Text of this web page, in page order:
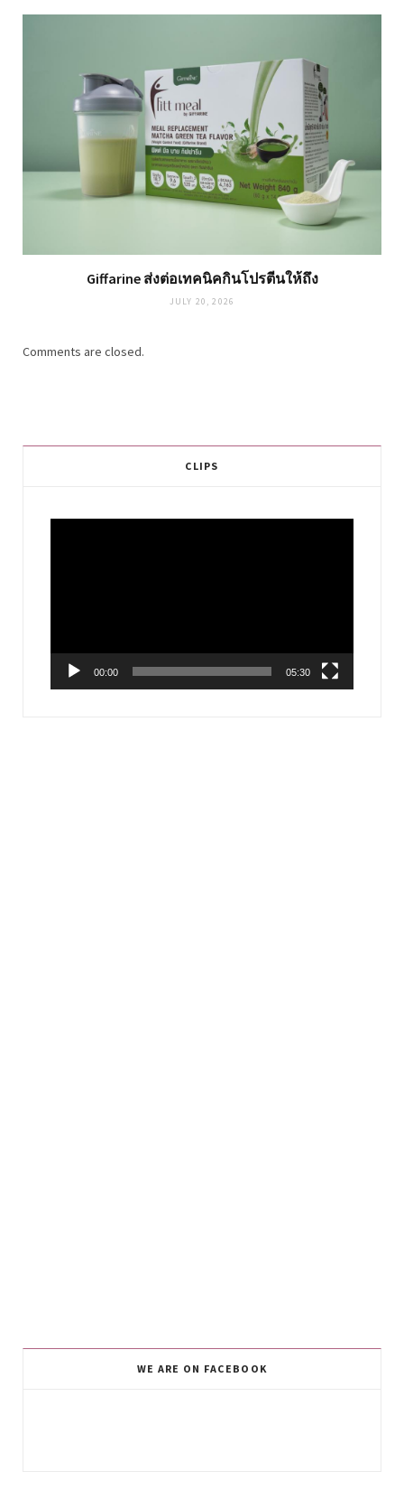
Giffarine ส่งต่อเทคนิคกินโปรตีนให้ถึง
JULY 20, 2026
Comments are closed.
CLIPS
00:00 05:30
WE ARE ON FACEBOOK